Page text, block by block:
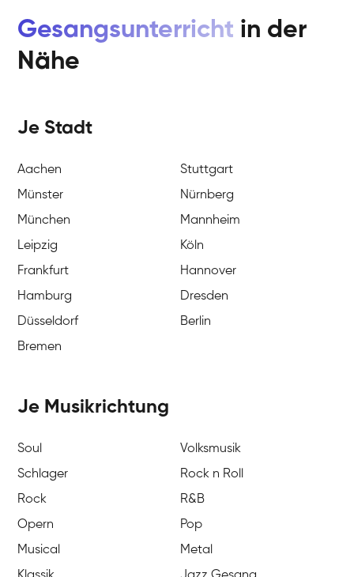
Gesangsunterricht in der
Nähe
Je Stadt
Aachen
Stuttgart
Münster
Nürnberg
München
Mannheim
Leipzig
Köln
Frankfurt
Hannover
Hamburg
Dresden
Düsseldorf
Berlin
Bremen
Je Musikrichtung
Soul
Volksmusik
Schlager
Rock n Roll
Rock
R&B
Opern
Pop
Musical
Metal